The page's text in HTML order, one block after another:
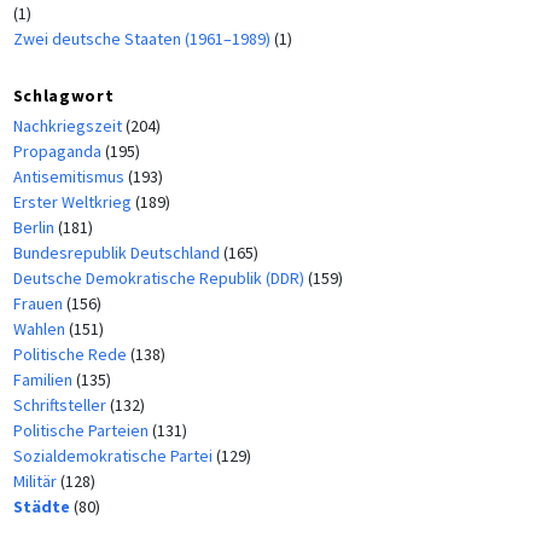
(1)
Zwei deutsche Staaten (1961–1989) (1)
Schlagwort
Nachkriegszeit(204)
Propaganda (195)
Antisemitismus (193)
Erster Weltkrieg (189)
Berlin (181)
Bundesrepublik Deutschland (165)
Deutsche Demokratische Republik (DDR) (159)
Frauen (156)
Wahlen (151)
Politische Rede (138)
Familien (135)
Schriftsteller(132)
Politische Parteien (131)
Sozialdemokratische Partei (129)
Militär(128)
Städte (80)